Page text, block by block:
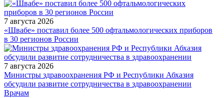
7 августа 2026
«Швабе» поставил более 500 офтальмологических приборов
в 30 регионов России
7 августа 2026
Министры здравоохранения РФ и Республики Абхазия
обсудили развитие сотрудничества в здравоохранении
/legislation/law/Prikaz-Ministerstva-zdravookhraneniya-Rossiyskoy-
Врачам